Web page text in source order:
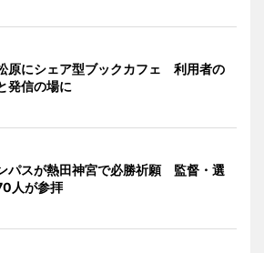
原にシェア型ブックカフェ 利用者の
発信の場に
パスが熱田神宮で必勝祈願 監督・選
人が参拝